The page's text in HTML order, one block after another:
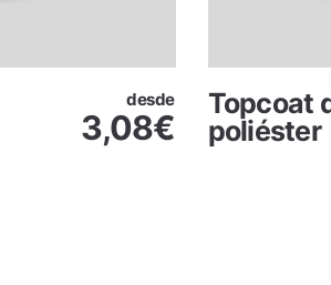
desde
3,08€
Topcoat
poliéster